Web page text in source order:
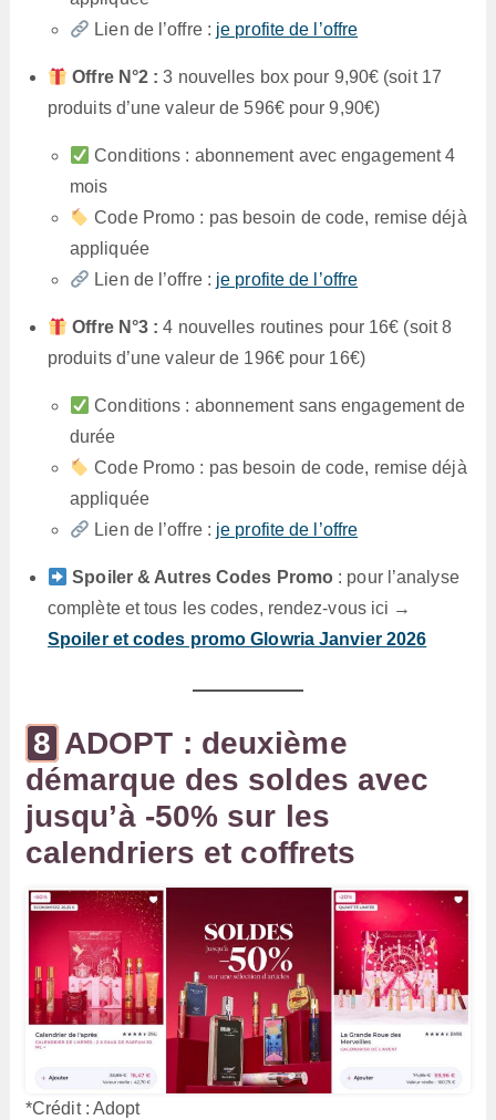
Lien de l’offre : je profite de l’offre
Offre N°2 : 3 nouvelles box pour 9,90€ (soit 17
produits d’une valeur de 596€ pour 9,90€)
Conditions : abonnement avec engagement 4
mois
Code Promo : pas besoin de code, remise déjà
appliquée
Lien de l’offre : je profite de l’offre
Offre N°3 : 4 nouvelles routines pour 16€ (soit 8
produits d’une valeur de 196€ pour 16€)
Conditions : abonnement sans engagement de
durée
Code Promo : pas besoin de code, remise déjà
appliquée
Lien de l’offre : je profite de l’offre
Spoiler & Autres Codes Promo : pour l’analyse
complète et tous les codes, rendez-vous ici →
Spoiler et codes promo Glowria Janvier 2026
ADOPT : deuxième
démarque des soldes avec
jusqu’à -50% sur les
calendriers et coffrets
*Crédit : Adopt